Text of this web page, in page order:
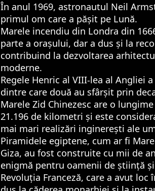
În anul 1969, astronautul Neil
primul om care a pășit pe Lună.
Marele incendiu din Londra din
parte a orașului, dar a dus și la
contribuind la dezvoltarea
moderne.
Regele Henric al VIII-lea al Angliei
dintre care două au sfârșit prin
Marele Zid Chinezesc are o
21.196 de kilometri și este
mai mari realizări inginerești ale
Piramidele egiptene, cum ar fi
Giza, au fost construite cu mii de
enigmă pentru oamenii de știință
Revoluția Franceză, care a avut loc